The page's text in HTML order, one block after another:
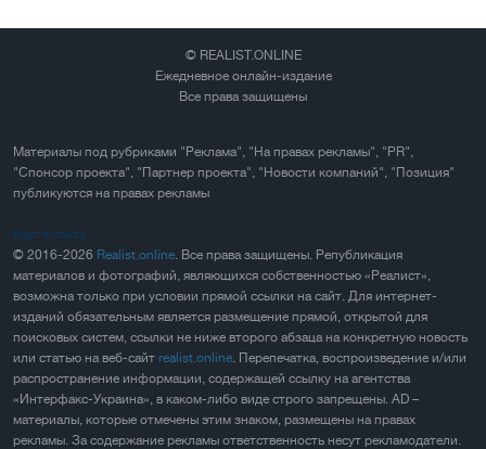
© REALIST.ONLINE
Ежедневное онлайн-издание
Все права защищены
Материалы под рубриками "Реклама", "На правах рекламы", "PR",
"Спонсор проекта", "Партнер проекта", "Новости компаний", "Позиция"
публикуются на правах рекламы
Карта сайта
© 2016-2026 Realist.online. Все права защищены. Републикация
материалов и фотографий, являющихся собственностью «Реалист»,
возможна только при условии прямой ссылки на сайт. Для интернет-
изданий обязательным является размещение прямой, открытой для
поисковых систем, ссылки не ниже второго абзаца на конкретную новость
или статью на веб-сайт realist.online. Перепечатка, воспроизведение и/или
распространение информации, содержащей ссылку на агентства
«Интерфакс-Украина», в каком-либо виде строго запрещены. AD –
материалы, которые отмечены этим знаком, размещены на правах
рекламы. За содержание рекламы ответственность несут рекламодатели.